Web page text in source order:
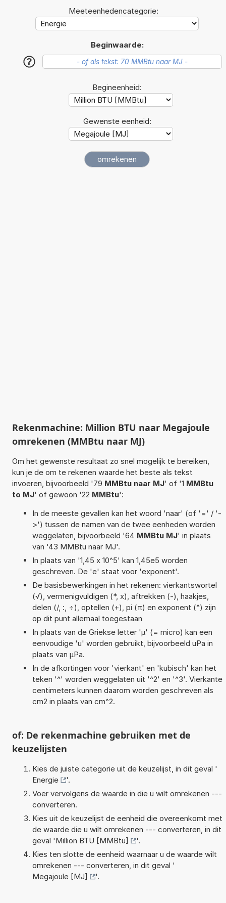
Meeteenhedencategorie:
Beginwaarde:
?
Begineenheid:
Gewenste eenheid:
Rekenmachine: Million BTU naar Megajoule
omrekenen (MMBtu naar MJ)
Om het gewenste resultaat zo snel mogelijk te bereiken,
kun je de om te rekenen waarde het beste als tekst
invoeren, bijvoorbeeld '79 MMBtu naar MJ' of '1 MMBtu
to MJ' of gewoon '22 MMBtu':
In de meeste gevallen kan het woord 'naar' (of '=' / '-
>') tussen de namen van de twee eenheden worden
weggelaten, bijvoorbeeld '64 MMBtu MJ' in plaats
van '43 MMBtu naar MJ'.
In plaats van '1,45 x 10^5' kan 1,45e5 worden
geschreven. De 'e' staat voor 'exponent'.
De basisbewerkingen in het rekenen: vierkantswortel
(√), vermenigvuldigen (*, x), aftrekken (-), haakjes,
delen (/, :, ÷), optellen (+), pi (π) en exponent (^) zijn
op dit punt allemaal toegestaan
In plaats van de Griekse letter 'µ' (= micro) kan een
eenvoudige 'u' worden gebruikt, bijvoorbeeld uPa in
plaats van µPa.
In de afkortingen voor 'vierkant' en 'kubisch' kan het
teken '^' worden weggelaten uit '^2' en '^3'. Vierkante
centimeters kunnen daarom worden geschreven als
cm2 in plaats van cm^2.
of: De rekenmachine gebruiken met de
keuzelijsten
Kies de juiste categorie uit de keuzelijst, in dit geval '
Energie
'.
Voer vervolgens de waarde in die u wilt omrekenen ---
converteren.
Kies uit de keuzelijst de eenheid die overeenkomt met
de waarde die u wilt omrekenen --- converteren, in dit
geval 'Million BTU [MMBtu]
'.
Kies ten slotte de eenheid waarnaar u de waarde wilt
omrekenen --- converteren, in dit geval '
Megajoule [MJ]
'.